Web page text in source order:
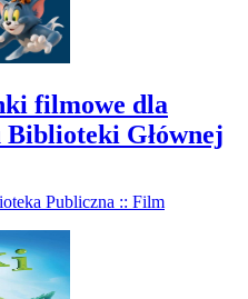
filmowe dla
Głównej
Publiczna :: Film